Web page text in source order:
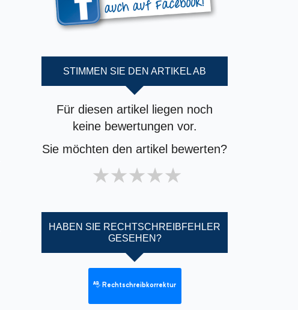
STIMMEN SIE DEN ARTIKEL AB
Für diesen artikel liegen noch
keine bewertungen vor.
Sie möchten den artikel bewerten?
4 stars
3 stars
2 stars
1 star
HABEN SIE RECHTSCHREIBFEHLER
GESEHEN?
Rechtschreibkorrektur